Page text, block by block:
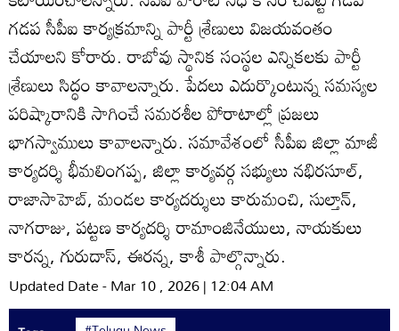
గడప సీపీఐ కార్యక్రమాన్ని పార్టీ శ్రేణులు విజయవంతం
చేయాలని కోరారు. రాబోవు స్థానిక సంస్థల ఎన్నికలకు పార్టీ
శ్రేణులు సిద్ధం కావాలన్నారు. పేదలు ఎదుర్కొంటున్న సమస్యల
పరిష్కారానికి సాగించే సమరశీల పోరాటాల్లో ప్రజలు
భాగస్వాములు కావాలన్నారు. సమావేశంలో సీపీఐ జిల్లా మాజీ
కార్యదర్శి భీమలింగప్ప, జిల్లా కార్యవర్గ సభ్యులు నభిరసూల్‌,
రాజాసాహెబ్‌, మండల కార్యదర్శులు కారుమంచి, సుల్తాన్‌,
నాగరాజు, పట్టణ కార్యదర్శి రామాంజినేయులు, నాయకులు
కారన్న, గురుదాస్‌, ఈరన్న, కాశీ పాల్గొన్నారు.
Updated Date - Mar 10 , 2026 | 12:04 AM